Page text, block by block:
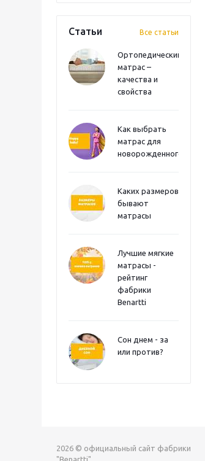
Статьи Все статьи
Ортопедический
матрас –
качества и
свойства
Как выбрать
матрас для
новорожденного?
Каких размеров
бывают
матрасы
Лучшие мягкие
матрасы -
рейтинг
фабрики
Benartti
Сон днем - за
или против?
2026 © официальный сайт фабрики
"Benartti"